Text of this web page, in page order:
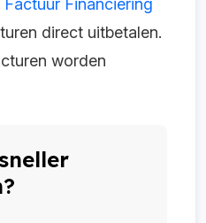
Factuur Financiering
direct uitbetalen.
worden